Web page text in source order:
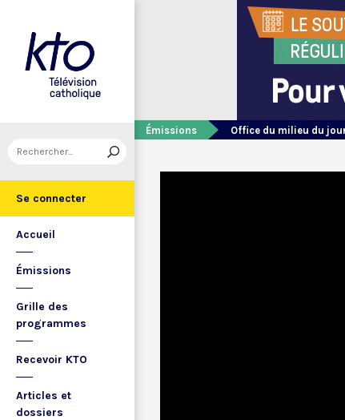
Se connecter
Accueil
Émissions
Grille des
programmes
Recevoir KTO
Articles et
dossiers
Émissions Office du milieu du